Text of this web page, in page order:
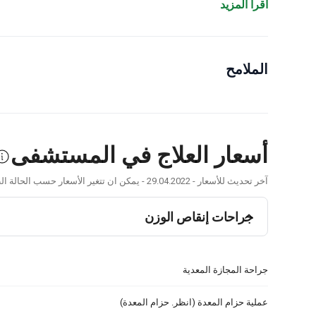
اقرأ المزيد
الملامح
أسعار العلاج في المستشفى
آخر تحديث للأسعار - 29.04.2022 - يمكن ان تتغير الأسعار حسب الحالة الطبية وتوصيات الطبيب.
جراحات إنقاص الوزن
جراحة المجازة المعدية
عملية حزام المعدة (انظر. حزام المعدة)